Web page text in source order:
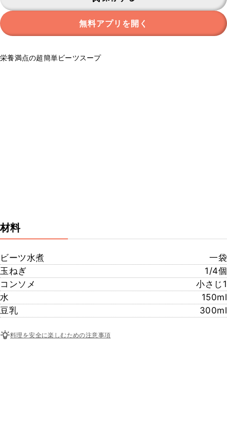
無料アプリを開く
栄養満点の超簡単ビーツスープ
材料
ビーツ水煮
一袋
玉ねぎ
1/4個
コンソメ
小さじ1
水
150ml
豆乳
300ml
料理を安全に楽しむための注意事項